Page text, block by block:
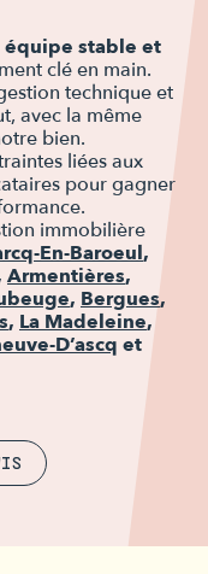
équipe stable et
clé en main.
technique et
avec la même
bien.
liées aux
pour gagner
immobilière
En-Baroeul,
Armentières,
, Bergues,
, La Madeleine,
D’ascq et